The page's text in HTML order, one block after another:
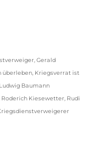
,Gerald
überleben Kriegsverrat ist
Ludwig Baumann
Roderich Kiesewetter Rudi